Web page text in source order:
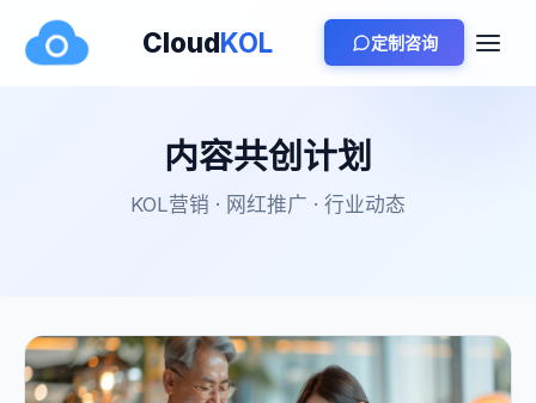
CloudKOL 定制咨询
内容共创计划
KOL营销 · 网红推广 · 行业动态